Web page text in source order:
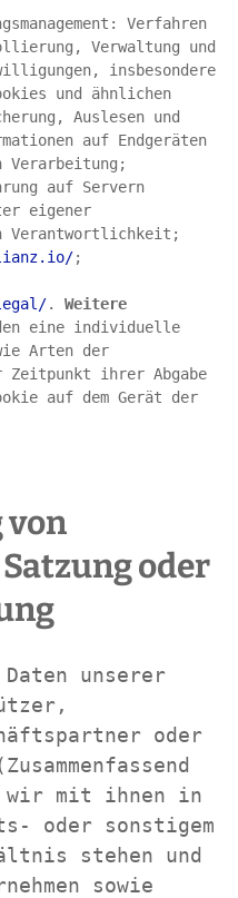
Verfahren
Verwaltung und
insbesondere
und ähnlichen
Auslesen und
auf Endgeräten
auf Servern
eigener
. Weitere
eine individuelle
Arten der
Zeitpunkt ihrer Abgabe
auf dem Gerät der
von
oder
unserer
oder
wir mit ihnen in
oder sonstigem
stehen und
sowie